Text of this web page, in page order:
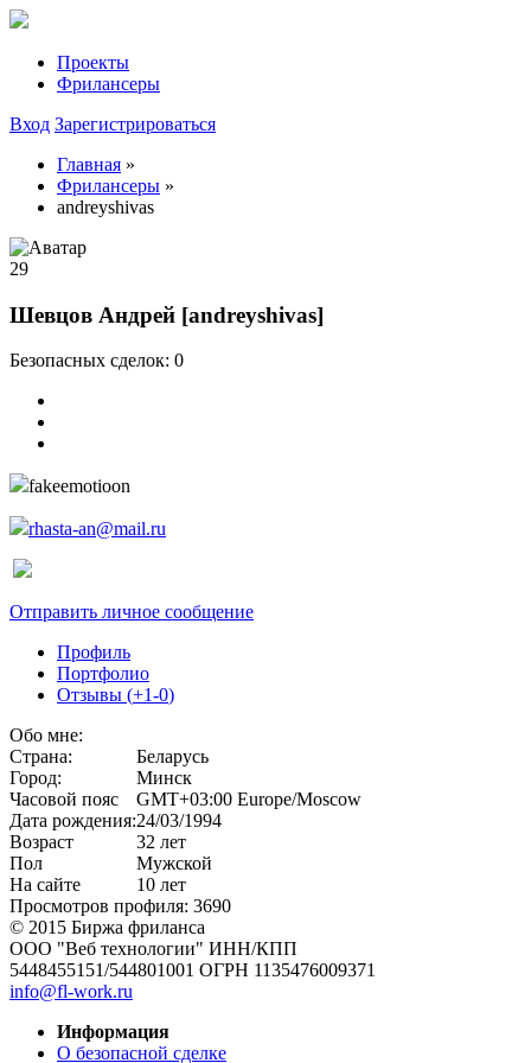
Проекты
Фрилансеры
Вход Зарегистрироваться
Главная »
Фрилансеры »
andreyshivas
29
Шевцов Андрей [andreyshivas]
Безопасных сделок: 0
fakeemotioon
rhasta-an@mail.ru
Отправить личное сообщение
Профиль
Портфолио
Отзывы (+1-0)
Обо мне:
Страна:
Беларусь
Город:
Минск
Часовой пояс
GMT+03:00 Europe/Moscow
Дата рождения:24/03/1994
Возраст
32 лет
Пол
Мужской
На сайте
10 лет
Просмотров профиля: 3690
© 2015 Биржа фриланса
ООО "Веб технологии" ИНН/КПП
5448455151/544801001 ОГРН 1135476009371
info@fl-work.ru
Информация
О безопасной сделке